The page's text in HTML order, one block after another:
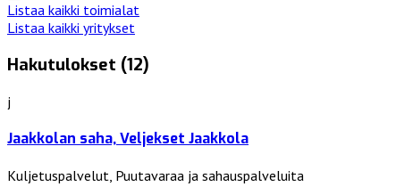
Listaa kaikki toimialat
Listaa kaikki yritykset
Hakutulokset (12)
j
Jaakkolan saha, Veljekset Jaakkola
Kuljetuspalvelut, Puutavaraa ja sahauspalveluita